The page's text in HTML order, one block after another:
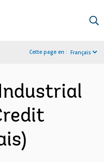
Cette page en : Français